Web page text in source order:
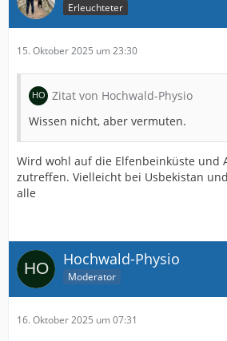
Erleuchteter
15. Oktober 2025 um 23:30
Zitat von Hochwald-Physio
Wissen nicht, aber vermuten.
Wird wohl auf die Elfenbeinküste und
zutreffen. Vielleicht bei Usbekistan
alle
Hochwald-Physio
Moderator
16. Oktober 2025 um 07:31